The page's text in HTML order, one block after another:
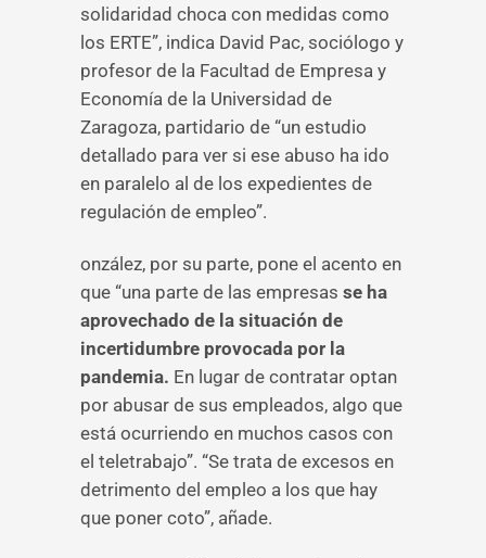
solidaridad choca con medidas como
los ERTE”, indica David Pac, sociólogo y
profesor de la Facultad de Empresa y
Economía de la Universidad de
Zaragoza, partidario de “un estudio
detallado para ver si ese abuso ha ido
en paralelo al de los expedientes de
regulación de empleo”.
onzález, por su parte, pone el acento en
que “una parte de las empresas se ha
aprovechado de la situación de
incertidumbre provocada por la
pandemia. En lugar de contratar optan
por abusar de sus empleados, algo que
está ocurriendo en muchos casos con
el teletrabajo”. “Se trata de excesos en
detrimento del empleo a los que hay
que poner coto”, añade.